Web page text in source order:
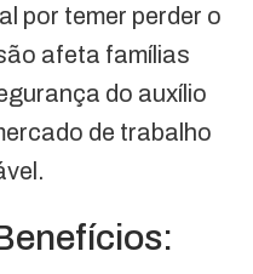
por temer perder o
afeta famílias
do auxílio
de trabalho